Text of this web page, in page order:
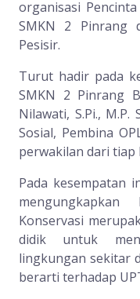
organisasi
SMKN 2 Pinrang
Pesisir.
Turut hadir pada
SMKN 2 Pinrang
Nilawati, S.Pi.,
Sosial, Pembina
perwakilan dari tiap
Pada kesempatan
Konservasi
didik untuk
lingkungan sekitar
berarti terhadap